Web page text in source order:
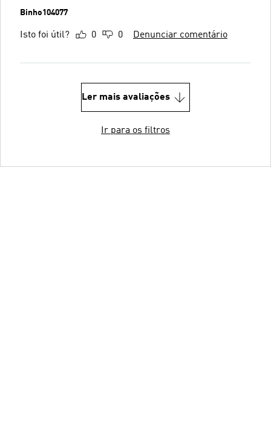
Binho104077
Isto foi útil? 0 0 Denunciar comentário
Ler mais avaliações
Ir para os filtros